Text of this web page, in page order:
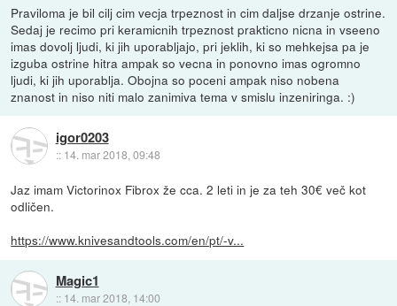
Praviloma je bil cilj cim vecja trpeznost in cim daljse drzanje ostrine.
Sedaj je recimo pri keramicnih trpeznost prakticno nicna in vseeno
imas dovolj ljudi, ki jih uporabljajo, pri jeklih, ki so mehkejsa pa je
izguba ostrine hitra ampak so vecna in ponovno imas ogromno
ljudi, ki jih uporablja. Obojna so poceni ampak niso nobena
znanost in niso niti malo zanimiva tema v smislu inzeniringa. :)
igor0203
:: 14. mar 2018, 09:48
Jaz imam Victorinox Fibrox že cca. 2 leti in je za teh 30€ več kot
odličen.
https://www.knivesandtools.com/en/pt/-v...
Magic1
:: 14. mar 2018, 14:00